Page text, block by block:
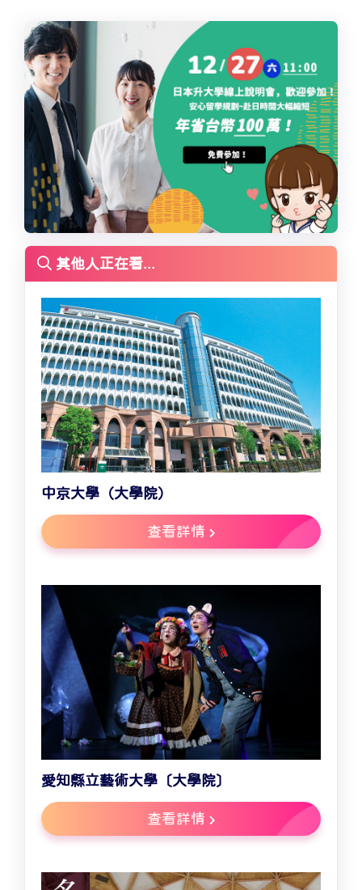
其他人正在看...
中京大學（大學院）
查看詳情
愛知縣立藝術大學〔大學院〕
查看詳情